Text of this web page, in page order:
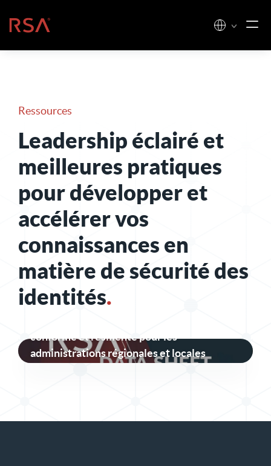
Accueil
Ressources
Leadership éclairé et
meilleures pratiques
pour développer et
accélérer vos
connaissances en
matière de sécurité des
identités.
conforme et résiliente pour les
administrations régionales et locales